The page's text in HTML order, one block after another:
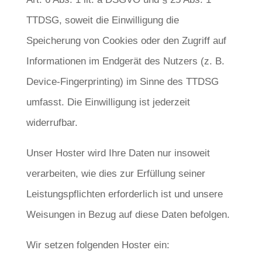
TTDSG, soweit die Einwilligung die
Speicherung von Cookies oder den Zugriff auf
Informationen im Endgerät des Nutzers (z. B.
Device-Fingerprinting) im Sinne des TTDSG
umfasst. Die Einwilligung ist jederzeit
widerrufbar.
Unser Hoster wird Ihre Daten nur insoweit
verarbeiten, wie dies zur Erfüllung seiner
Leistungspflichten erforderlich ist und unsere
Weisungen in Bezug auf diese Daten befolgen.
Wir setzen folgenden Hoster ein: